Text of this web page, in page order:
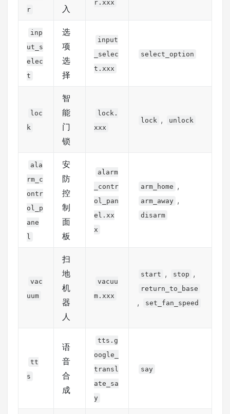
r
入
r.xxx
inp
ut_s
elec
t
选
项
选
择
input
_selec
t.xxx
select_option
loc
k
智
能
门
锁
lock.
xxx
lock , unlock
ala
rm_c
ontr
ol_p
ane
l
安
防
控
制
面
板
alarm
_contr
ol_pan
el.xx
x
arm_home ,
arm_away ,
disarm
vac
uum
扫
地
机
器
人
vacuu
m.xxx
start , stop ,
return_to_base
, set_fan_speed
tt
s
语
音
合
成
tts.g
oogle_
transl
ate_sa
y
say